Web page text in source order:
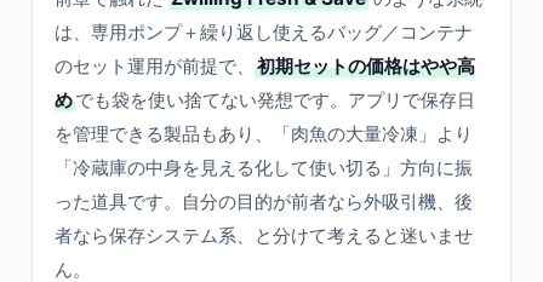
は、専用ポンプ＋繰り返し使えるバッグ／コンテナ
のセット運用が前提で、
初期セットの価格はやや高
めでも袋を使い捨てない発想です。アプリで保存日
を管理できる製品もあり、「肉魚の大量冷凍」より
「冷蔵庫の中身を見える化して使い切る」方向に振
った道具です。自分の目的が前者なら外吸引機、後
者なら保存システム系、と分けて考えると迷いませ
ん。